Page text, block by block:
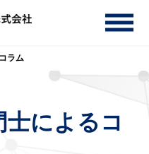
ラム
によるコ